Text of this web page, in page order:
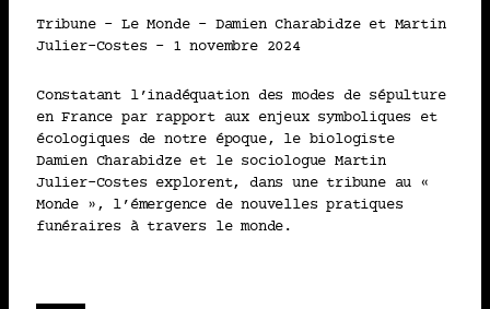
01-11
QUESTION INTIME ET
POLITIQUE
Martin Julier-Costes
Tribune – Le Monde – Damien Charabidze et Martin
Julier-Costes – 1 novembre 2024
Constatant l’inadéquation des modes de sépulture
en France par rapport aux enjeux symboliques et
écologiques de notre époque, le biologiste
Damien Charabidze et le sociologue Martin
Julier-Costes explorent, dans une tribune au «
Monde », l’émergence de nouvelles pratiques
funéraires à travers le monde.